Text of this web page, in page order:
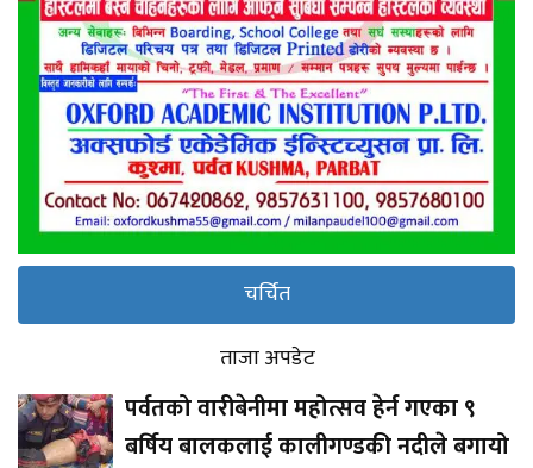
चर्चित
ताजा अपडेट
पर्वतको वारीबेनीमा महोत्सव हेर्न गएका ९
बर्षिय बालकलाई कालीगण्डकी नदीले बगायो